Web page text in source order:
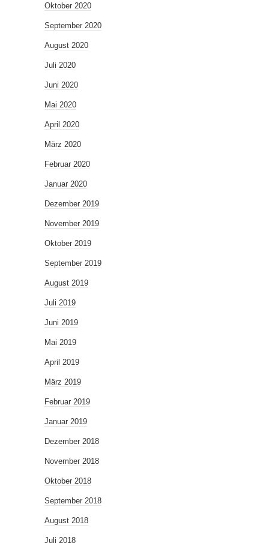
Oktober 2020
September 2020
August 2020
Juli 2020
Juni 2020
Mai 2020
April 2020
März 2020
Februar 2020
Januar 2020
Dezember 2019
November 2019
Oktober 2019
September 2019
August 2019
Juli 2019
Juni 2019
Mai 2019
April 2019
März 2019
Februar 2019
Januar 2019
Dezember 2018
November 2018
Oktober 2018
September 2018
August 2018
Juli 2018